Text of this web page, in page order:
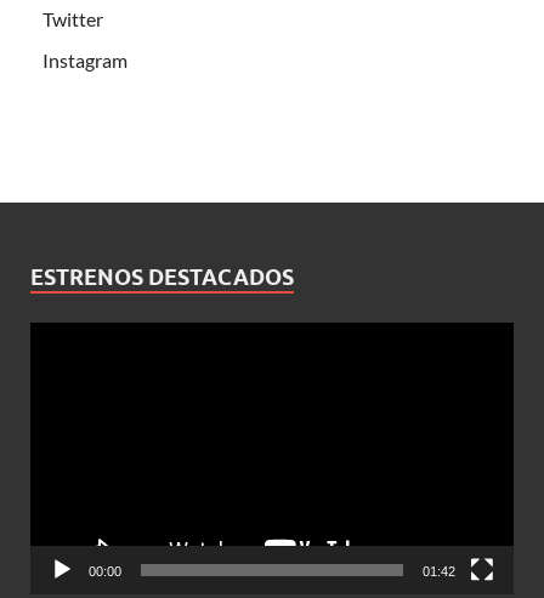
Twitter
Instagram
ESTRENOS DESTACADOS
00:00 01:42